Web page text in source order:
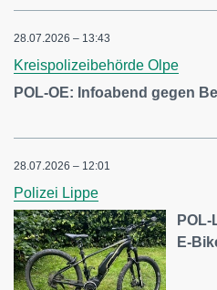
28.07.2026 – 13:43
Kreispolizeibehörde Olpe
POL-OE: Infoabend gegen
28.07.2026 – 12:01
Polizei Lippe
E-